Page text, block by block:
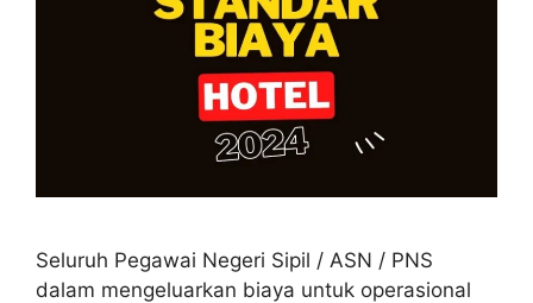
Seluruh Pegawai Negeri Sipil / ASN / PNS
dalam mengeluarkan biaya untuk operasional